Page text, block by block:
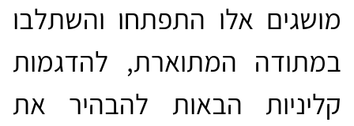
מושגים אלו התפתחו והשתלבו
במתודה המתוארת, להדגמות
קליניות הבאות להבהיר את